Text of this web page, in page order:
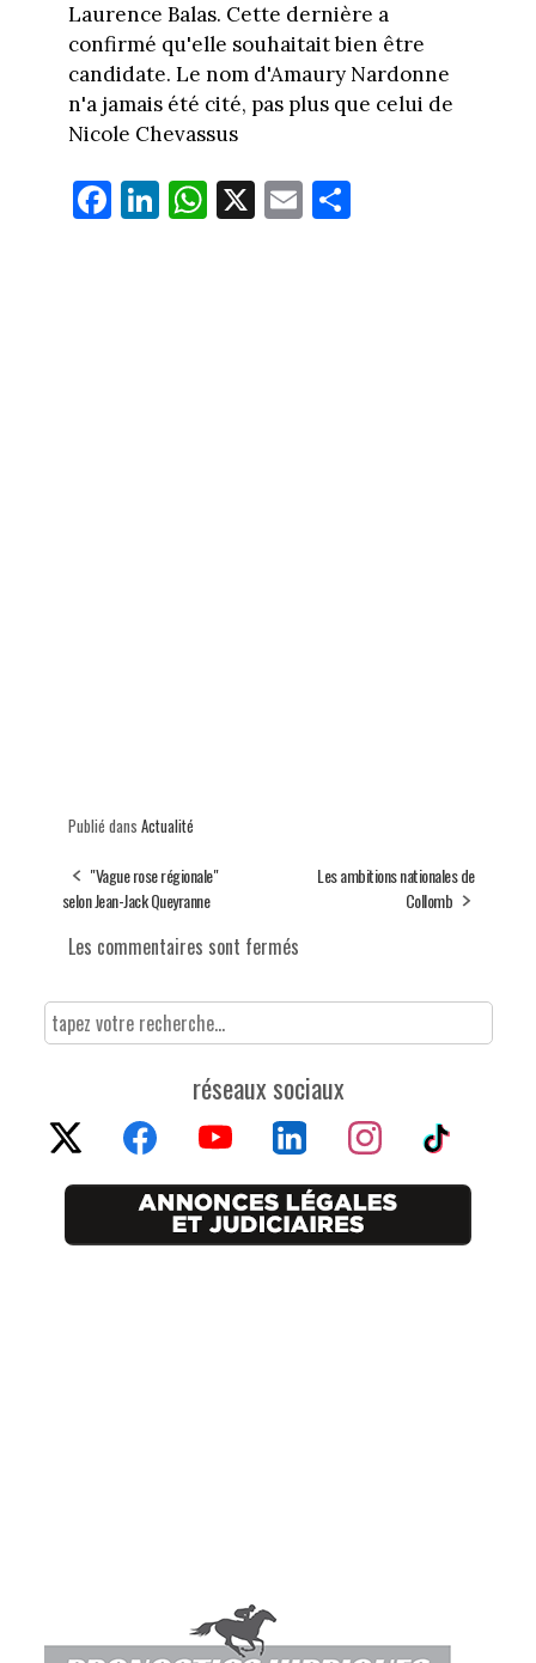
Laurence Balas. Cette dernière a
confirmé qu'elle souhaitait bien être
candidate. Le nom d'Amaury Nardonne
n'a jamais été cité, pas plus que celui de
Nicole Chevassus
Fa
ce
Li
nk
W
ha
X E
m
Pa
Publié dans Actualité
"Vague rose régionale"
selon Jean-Jack Queyranne
Les ambitions nationales de
Collomb
Les commentaires sont fermés
réseaux sociaux